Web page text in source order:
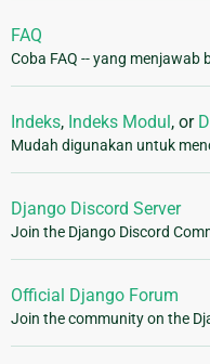
FAQ
Coba FAQ -- yang
Indeks, Indeks Modul, or
Mudah digunakan untuk
Django Discord Server
Join the Django Discord
Official Django Forum
Join the community on the